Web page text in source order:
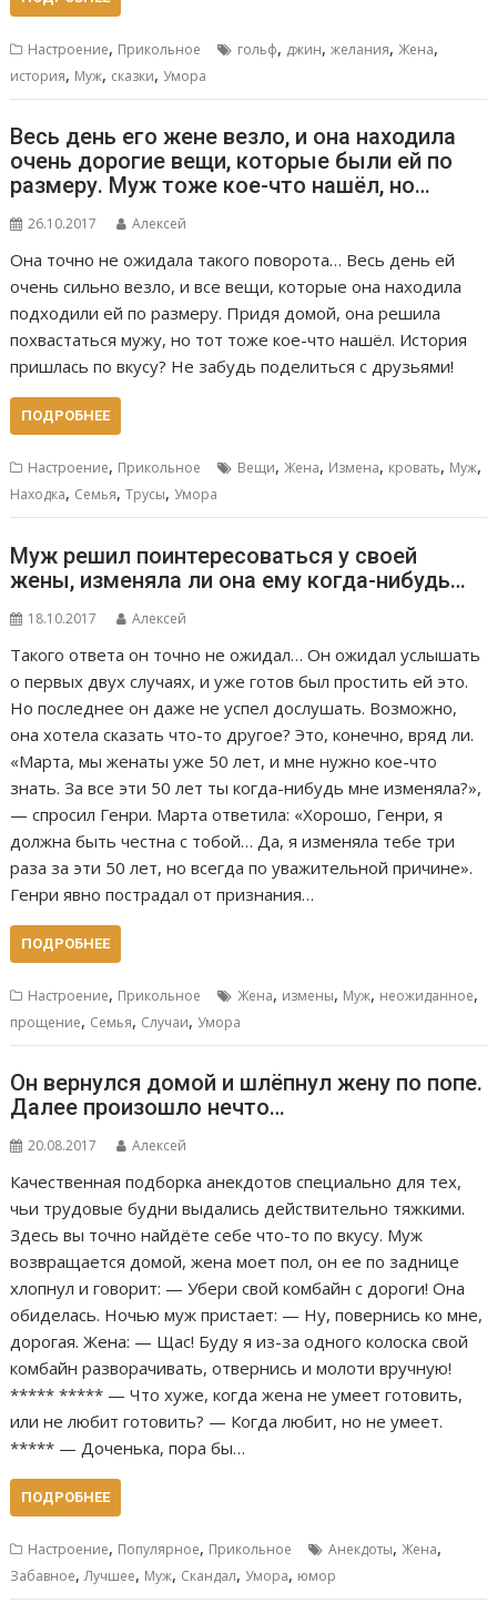
Настроение, Прикольное гольф, джин,желания, Жена,
история, Муж, сказки,Умора
Весь день его жене везло, и она находила
очень дорогие вещи, которые были ей по
размеру. Муж тоже кое-что нашёл, но…
26.10.2017 Алексей
Она точно не ожидала такого поворота… Весь день ей
очень сильно везло, и все вещи, которые она находила
подходили ей по размеру. Придя домой, она решила
похвастаться мужу, но тот тоже кое-что нашёл. История
пришлась по вкусу? Не забудь поделиться с друзьями!
ПОДРОБНЕЕ
Настроение, Прикольное Вещи,Жена, Измена, кровать, Муж,
Находка, Семья,Трусы,Умора
Муж решил поинтересоваться у своей
жены, изменяла ли она ему когда-нибудь…
18.10.2017 Алексей
Такого ответа он точно не ожидал… Он ожидал услышать
о первых двух случаях, и уже готов был простить ей это.
Но последнее он даже не успел дослушать. Возможно,
она хотела сказать что-то другое? Это, конечно, вряд ли.
«Марта, мы женаты уже 50 лет, и мне нужно кое-что
знать. За все эти 50 лет ты когда-нибудь мне изменяла?»,
— спросил Генри. Марта ответила: «Хорошо, Генри, я
должна быть честна с тобой… Да, я изменяла тебе три
раза за эти 50 лет, но всегда по уважительной причине».
Генри явно пострадал от признания…
ПОДРОБНЕЕ
Настроение, Прикольное Жена, измены, Муж, неожиданное,
прощение, Семья, Случаи,Умора
Он вернулся домой и шлёпнул жену по попе.
Далее произошло нечто…
20.08.2017 Алексей
Качественная подборка анекдотов специально для тех,
чьи трудовые будни выдались действительно тяжкими.
Здесь вы точно найдёте себе что-то по вкусу. Муж
возвращается домой, жена моет пол, он ее по заднице
хлопнул и говорит: — Убери свой комбайн с дороги! Она
обиделась. Ночью муж пристает: — Ну, повернись ко мне,
дорогая. Жена: — Щас! Буду я из-за одного колоска свой
комбайн разворачивать, отвернись и молоти вручную!
***** ***** — Что хуже, когда жена не умеет готовить,
или не любит готовить? — Когда любит, но не умеет.
***** — Доченька, пора бы…
ПОДРОБНЕЕ
Настроение, Популярное, Прикольное Анекдоты,Жена,
Забавное,Лучшее, Муж, Скандал,Умора, юмор